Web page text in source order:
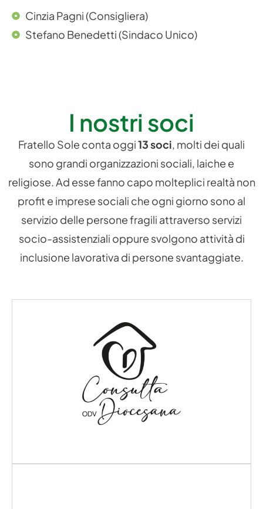
Cinzia Pagni (Consigliera)
Stefano Benedetti (Sindaco Unico)
I nostri soci
Fratello Sole conta oggi13 soci, molti dei quali
sono grandi organizzazioni sociali, laiche e
religiose. Ad esse fanno capo molteplici realtà non
profit e imprese sociali che ogni giorno sono al
servizio delle persone fragili attraverso servizi
socio-assistenziali oppure svolgono attività di
inclusione lavorativa di persone svantaggiate.
Scopri di più